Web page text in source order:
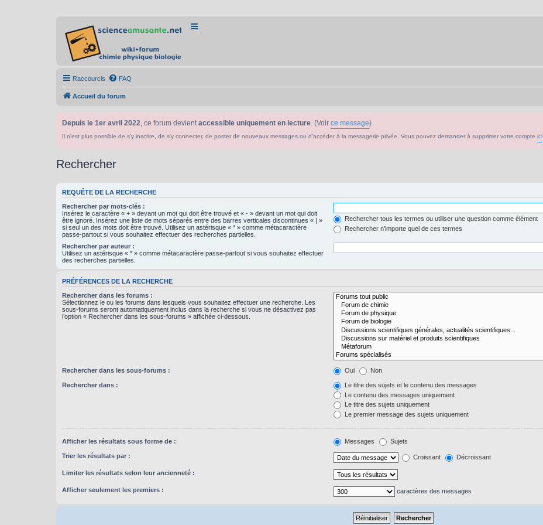
Raccourcis FAQ
Accueil du forum
Depuis le 1er avril 2022, ce forum devientaccessible uniquement en lecture. (Voir ce message)
Il n'est plus possible de s'y inscrire, de s'y connecter, de poster de nouveaux messages ou d'accéder à la messagerie privée. Vous pouvez demander à supprimer votre compte ici
Rechercher
REQUÊTE DE LA RECHERCHE
Rechercher par mots-clés :
Insérez le caractère « + » devant un mot qui doit être trouvé et « - » devant un mot qui doit
être ignoré. Insérez une liste de mots séparés entre des barres verticales discontinues « | »
si seul un des mots doit être trouvé. Utilisez un astérisque « * » comme métacaractère
passe-partout si vous souhaitez effectuer des recherches partielles.
Rechercher tous les termes ou utiliser une question comme élément
Rechercher n’importe quel de ces termes
Rechercher par auteur :
Utilisez un astérisque « * » comme métacaractère passe-partout si vous souhaitez effectuer
des recherches partielles.
PRÉFÉRENCES DE LA RECHERCHE
Rechercher dans les forums :
Sélectionnez le ou les forums dans lesquels vous souhaitez effectuer une recherche. Les
sous-forums seront automatiquement inclus dans la recherche si vous ne désactivez pas
l’option « Rechercher dans les sous-forums » affichée ci-dessous.
Rechercher dans les sous-forums : Oui Non
Rechercher dans :
Le titre des sujets et le contenu des messages
Le contenu des messages uniquement
Le titre des sujets uniquement
Le premier message des sujets uniquement
Afficher les résultats sous forme de : Messages Sujets
Trier les résultats par : Croissant Décroissant
Limiter les résultats selon leur ancienneté :
Afficher seulement les premiers : caractères des messages